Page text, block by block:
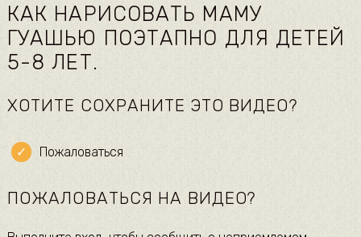
КАК НАРИСОВАТЬ МАМУ
ГУАШЬЮ ПОЭТАПНО ДЛЯ ДЕТЕЙ
5-8 ЛЕТ.
ХОТИТЕ СОХРАНИТЕ ЭТО ВИДЕО?
Пожаловаться
ПОЖАЛОВАТЬСЯ НА ВИДЕО?